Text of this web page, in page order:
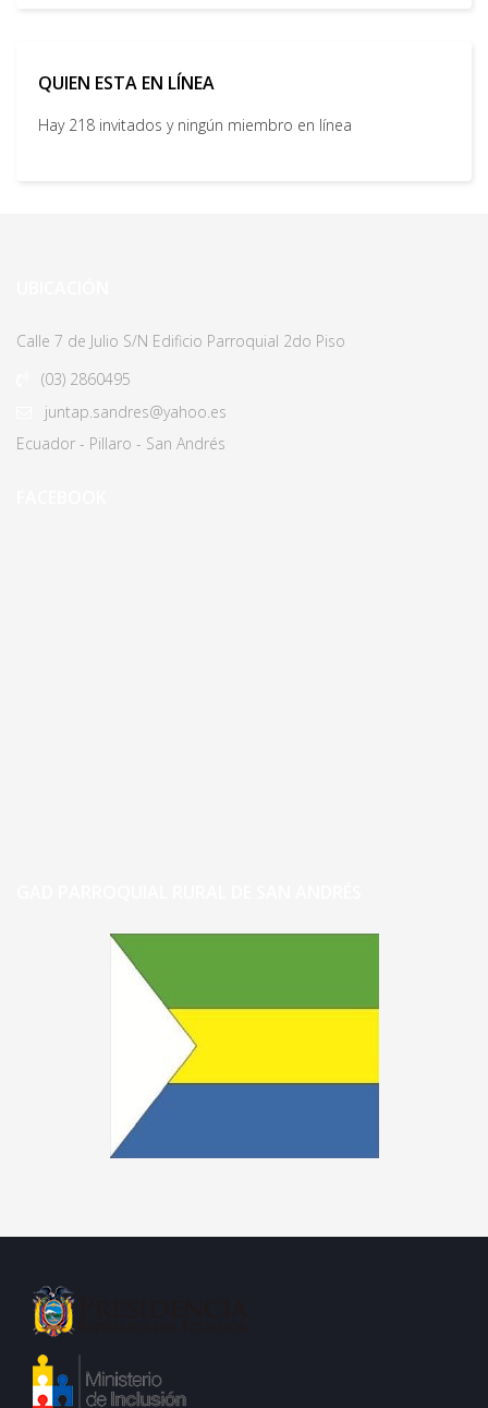
QUIEN ESTA EN LÍNEA
Hay 218 invitados y ningún miembro en línea
Calle 7 de Julio S/N Edificio Parroquial 2do Piso
(03) 2860495
juntap.sandres@yahoo.es
Ecuador - Pillaro - San Andrés